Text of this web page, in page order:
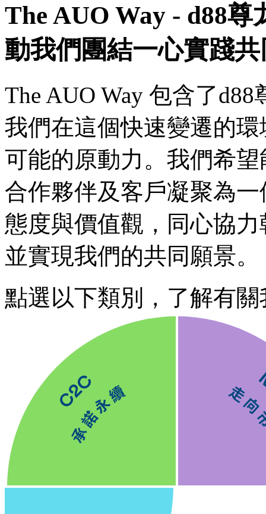
The AUO Way - d88
動我們團結一心實踐
The AUO Way 包含了
我們在這個快速變遷的
可能的原動力。我們希
合作夥伴及客戶凝聚為
態度與價值觀，同心協
並實現我們的共同願景。
點選以下類別，了解有